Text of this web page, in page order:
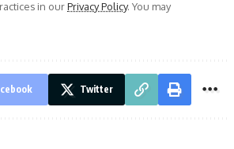
in ourPrivacy Policy. You may
Twitter